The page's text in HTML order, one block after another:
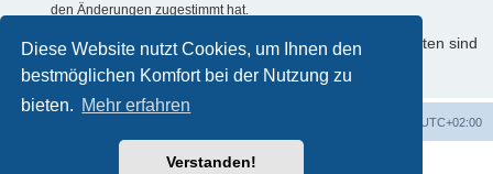
Diese Website nutzt Cookies, um Ihnen den
bestmöglichen Komfort bei der Nutzung zu
bieten. Mehr erfahren
Verstanden!
den Änderungen zugestimmt hat.
Informationen über den Umgang mit Ihren persönlichen Daten sind
in der Datenschutzerklärung enthalten.
UTC+02:00
Powered byphpBB® Forum Software © phpBB Limited